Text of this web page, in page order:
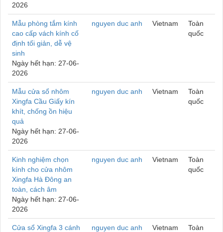
2026
Mẫu phòng tắm kính
cao cấp vách kính cố
định tối giản, dễ vệ
sinh
Ngày hết hạn: 27-06-
2026
nguyen duc anh Vietnam
Toàn
quốc
Mẫu cửa sổ nhôm
Xingfa Cầu Giấy kín
khít, chống ồn hiệu
quả
Ngày hết hạn: 27-06-
2026
nguyen duc anh Vietnam
Toàn
quốc
Kinh nghiệm chọn
kính cho cửa nhôm
Xingfa Hà Đông an
toàn, cách âm
Ngày hết hạn: 27-06-
2026
nguyen duc anh Vietnam
Toàn
quốc
Cửa sổ Xingfa 3 cánh
nguyen duc anh Vietnam
Toàn